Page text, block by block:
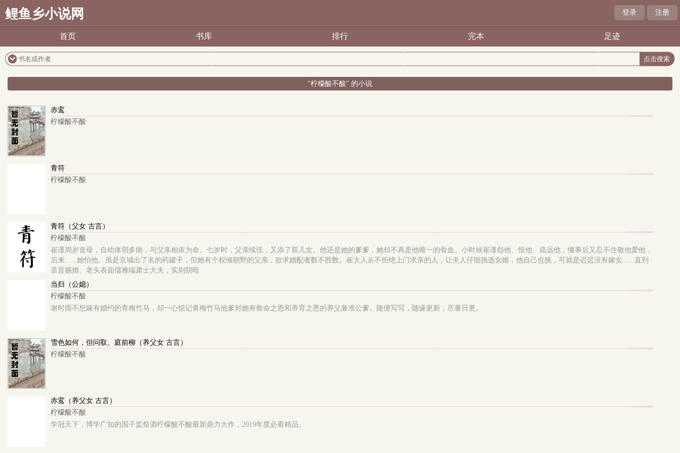
鲤鱼乡小说网 登录 注册
首页 书库 排行 完本 足迹
"柠檬酸不酸" 的小说
赤鸾
柠檬酸不酸
青符
柠檬酸不酸
青符（父女 古言）
柠檬酸不酸
崔谨周岁丧母，自幼体弱多病，与父亲相依为命。七岁时，父亲续弦，又添了双儿女。他还是她的爹爹，她却不再是他唯一的骨血。小时候崔谨怨他、恨他、疏远他，懂事后又忍不住敬他爱他，
后来......她怕他。虽是京城出了名的药罐子，但她有个权倾朝野的父亲，欲求婚配者数不胜数。崔大人从不拒绝上门求亲的人，让夫人仔细挑选女婿，他自己也挑，可就是迟迟没有嫁女......直到
圣旨赐婚。老头表面儒雅端肃士大夫，实则阴暗
当归（公媳）
柠檬酸不酸
谢时雨不想嫁有婚约的青梅竹马，却一心惦记青梅竹马他爹对她有救命之恩和养育之恩的养父兼准公爹。随便写写，随缘更新，尽量日更。
雪色如何，但问取、庭前柳（养父女 古言）
柠檬酸不酸
赤鸾（养父女 古言）
柠檬酸不酸
学冠天下，博学广知的国子监祭酒柠檬酸不酸最新鼎力大作，2019年度必看精品。